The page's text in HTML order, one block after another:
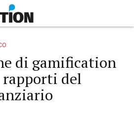
di gamification
del